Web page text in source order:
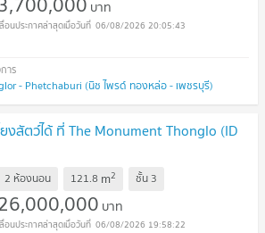
บาท
06/08/2026 20:05:43
- Phetchaburi (นิช ไพรด์ ทองหล่อ - เพชรบุรี)
งสัตว์ได้ ที่ The Monument Thonglo (ID
2 ห้องนอน 121.8 m2 ชั้น 3
บาท
06/08/2026 19:58:22